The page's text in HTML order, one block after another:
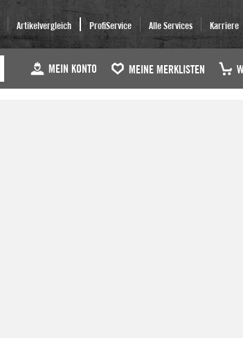
Artikelvergleich ProfiService Alle Services Karriere
MEIN KONTO MEINE MERKLISTEN